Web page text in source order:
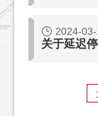
2024-03-
关于延迟